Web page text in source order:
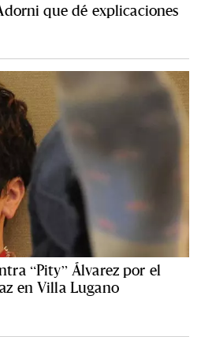
que dé explicaciones
“Pity” Álvarez por el
en Villa Lugano